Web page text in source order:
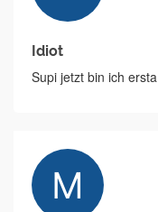
Idiot
Supi jetzt bin ich ersta